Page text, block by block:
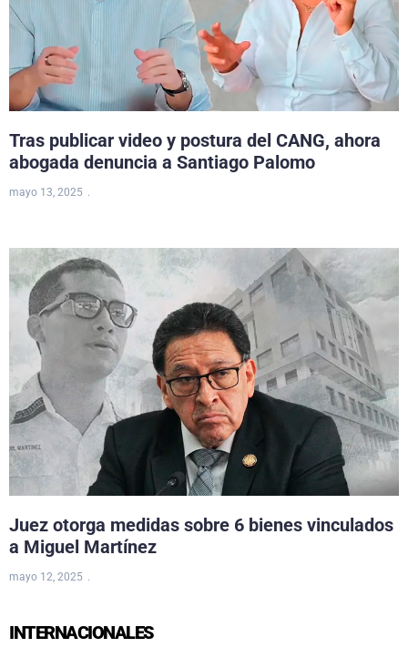
Tras publicar video y postura del CANG, ahora
abogada denuncia a Santiago Palomo
mayo 13, 2025
Juez otorga medidas sobre 6 bienes vinculados
a Miguel Martínez
mayo 12, 2025
INTERNACIONALES